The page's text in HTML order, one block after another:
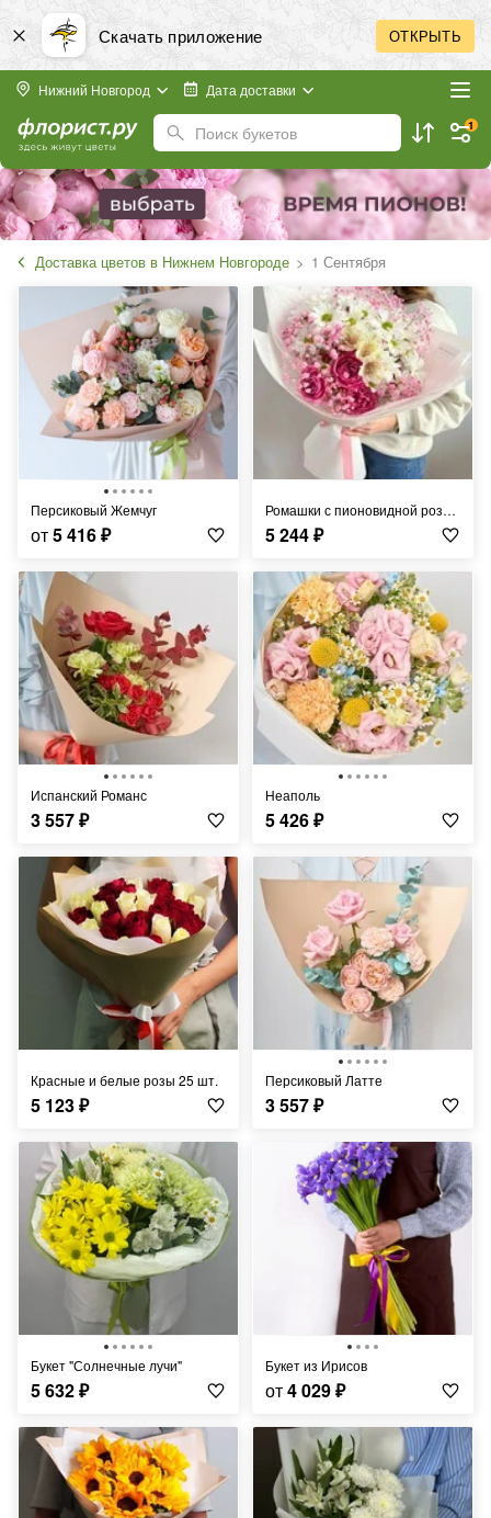
Скачать приложение ОТКРЫТЬ
Нижний Новгород Дата доставки
Поиск букетов 1
Доставка цветов в Нижнем Новгороде 1 Сентября
Персиковый Жемчуг
от5 416₽
Ромашки с пионовидной розой и гипсофилой
5 244₽
Испанский Романс
3 557₽
Неаполь
5 426₽
Красные и белые розы 25 шт.
5 123₽
Персиковый Латте
3 557₽
Букет "Солнечные лучи"
5 632₽
Букет из Ирисов
от4 029₽